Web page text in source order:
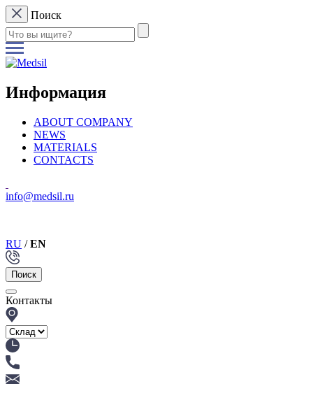
Поиск
Информация
ABOUT COMPANY
NEWS
MATERIALS
CONTACTS
info@medsil.ru
RU /EN
Поиск
Контакты